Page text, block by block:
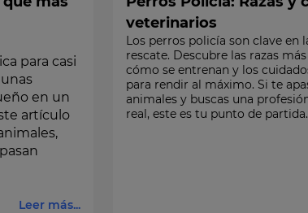
para casi
en un
artículo
Leer más...
veterinarios
Los perros policía son clave en
rescate. Descubre las razas
cómo se entrenan y los
para rendir al máximo. Si te
animales y buscas una
real, este es tu punto de partida.